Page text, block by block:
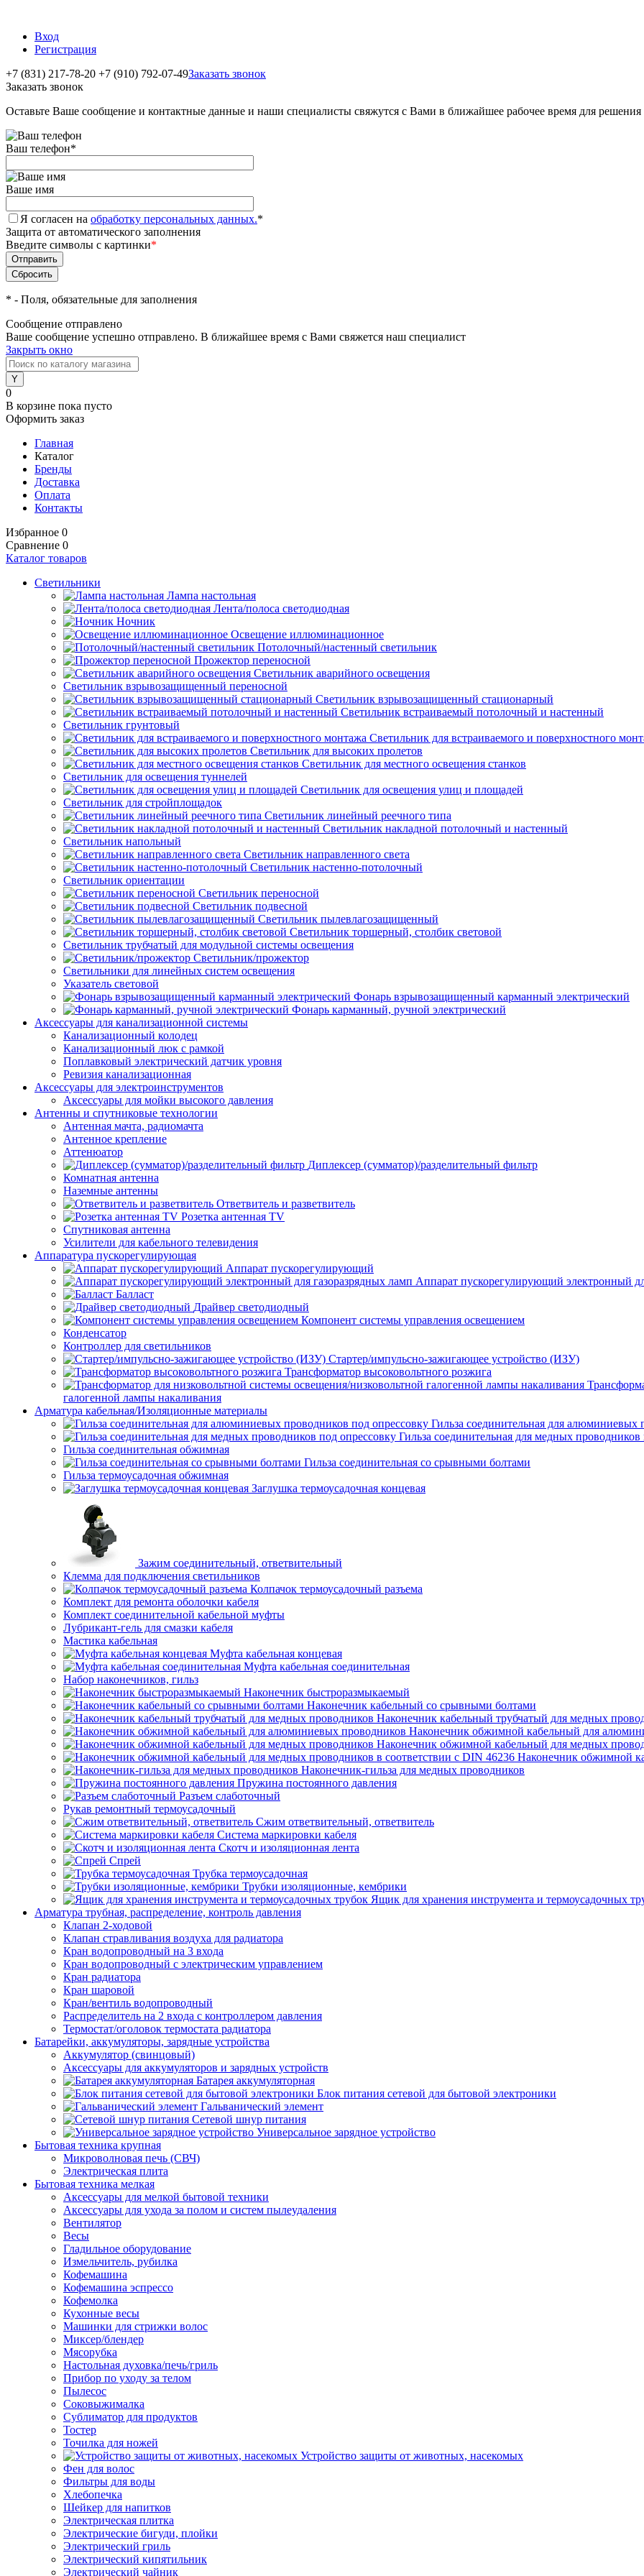
Вход
Регистрация
+7 (831) 217-78-20 +7 (910) 792-07-49Заказать звонок
Заказать звонок
Оставьте Ваше сообщение и контактные данные и наши специалисты свяжутся с Вами в ближайшее рабочее время для
Ваш телефон*
Ваше имя
Я согласен на обработку персональных данных.*
Защита от автоматического заполнения
Введите символы с картинки*
* - Поля, обязательные для заполнения
Сообщение отправлено
Ваше сообщение успешно отправлено. В ближайшее время с Вами свяжется наш специалист
Закрыть окно
0
В корзине пока пусто
Оформить заказ
Главная
Каталог
Бренды
Доставка
Оплата
Контакты
Избранное 0
Сравнение 0
Каталог товаров
Светильники
Лампа настольная
Лента/полоса светодиодная
Ночник
Освещение иллюминационное
Потолочный/настенный светильник
Прожектор переносной
Светильник аварийного освещения
Светильник взрывозащищенный переносной
Светильник взрывозащищенный стационарный
Светильник встраиваемый потолочный и настенный
Светильник грунтовый
Светильник для встраиваемого и поверхностного
Светильник для высоких пролетов
Светильник для местного освещения станков
Светильник для освещения туннелей
Светильник для освещения улиц и площадей
Светильник для стройплощадок
Светильник линейный реечного типа
Светильник накладной потолочный и настенный
Светильник напольный
Светильник направленного света
Светильник настенно-потолочный
Светильник ориентации
Светильник переносной
Светильник подвесной
Светильник пылевлагозащищенный
Светильник торшерный, столбик световой
Светильник трубчатый для модульной системы освещения
Светильник/прожектор
Светильники для линейных систем освещения
Указатель световой
Фонарь взрывозащищенный карманный электрический
Фонарь карманный, ручной электрический
Аксессуары для канализационной системы
Канализационный колодец
Канализационный люк с рамкой
Поплавковый электрический датчик уровня
Ревизия канализационная
Аксессуары для электроинструментов
Аксессуары для мойки высокого давления
Антенны и спутниковые технологии
Антенная мачта, радиомачта
Антенное крепление
Аттенюатор
Диплексер (сумматор)/разделительный фильтр
Комнатная антенна
Наземные антенны
Ответвитель и разветвитель
Розетка антенная TV
Спутниковая антенна
Усилители для кабельного телевидения
Аппаратура пускорегулирующая
Аппарат пускорегулирующий
Аппарат пускорегулирующий электронный
Балласт
Драйвер светодиодный
Компонент системы управления освещением
Конденсатор
Контроллер для светильников
Стартер/импульсно-зажигающее устройство (ИЗУ)
Трансформатор высоковольтного розжига
галогенной лампы накаливания
Арматура кабельная/Изоляционные материалы
Гильза соединительная для алюминиевых
Гильза соединительная для медных проводников
Гильза соединительная обжимная
Гильза соединительная со срывными болтами
Гильза термоусадочная обжимная
Заглушка термоусадочная концевая
Зажим соединительный, ответвительный
Клемма для подключения светильников
Колпачок термоусадочный разъема
Комплект для ремонта оболочки кабеля
Комплект соединительной кабельной муфты
Лубрикант-гель для смазки кабеля
Мастика кабельная
Муфта кабельная концевая
Муфта кабельная соединительная
Набор наконечников, гильз
Наконечник быстроразмыкаемый
Наконечник кабельный со срывными болтами
Наконечник кабельный трубчатый для медных
Наконечник обжимной кабельный для
Наконечник обжимной кабельный для медных
Наконечник обжимной
Наконечник-гильза для медных проводников
Пружина постоянного давления
Разъем слаботочный
Рукав ремонтный термоусадочный
Сжим ответвительный, ответвитель
Система маркировки кабеля
Скотч и изоляционная лента
Спрей
Трубка термоусадочная
Трубки изоляционные, кембрики
Ящик для хранения инструмента и термоусадочных
Арматура трубная, распределение, контроль давления
Клапан 2-ходовой
Клапан стравливания воздуха для радиатора
Кран водопроводный на 3 входа
Кран водопроводный с электрическим управлением
Кран радиатора
Кран шаровой
Кран/вентиль водопроводный
Распределитель на 2 входа с контроллером давления
Термостат/оголовок термостата радиатора
Батарейки, аккумуляторы, зарядные устройства
Аккумулятор (свинцовый)
Аксессуары для аккумуляторов и зарядных устройств
Батарея аккумуляторная
Блок питания сетевой для бытовой электроники
Гальванический элемент
Сетевой шнур питания
Универсальное зарядное устройство
Бытовая техника крупная
Микроволновая печь (СВЧ)
Электрическая плита
Бытовая техника мелкая
Аксессуары для мелкой бытовой техники
Аксессуары для ухода за полом и систем пылеудаления
Вентилятор
Весы
Гладильное оборудование
Измельчитель, рубилка
Кофемашина
Кофемашина эспрессо
Кофемолка
Кухонные весы
Машинки для стрижки волос
Миксер/блендер
Мясорубка
Настольная духовка/печь/гриль
Прибор по уходу за телом
Пылесос
Соковыжималка
Сублиматор для продуктов
Тостер
Точилка для ножей
Устройство защиты от животных, насекомых
Фен для волос
Фильтры для воды
Хлебопечка
Шейкер для напитков
Электрическая плитка
Электрические бигуди, плойки
Электрический гриль
Электрический кипятильник
Электрический чайник